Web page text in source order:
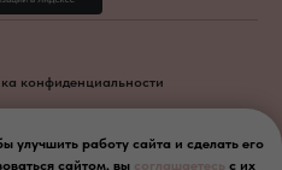
конфиденциальности
работу сайта и сделать его
сайтом, вы соглашаетесь с их